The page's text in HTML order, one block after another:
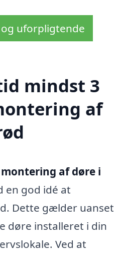
uforpligtende
mindst 3
af
montering af døre i
en god idé at
Dette gælder uanset
døre installeret i din
Ved at